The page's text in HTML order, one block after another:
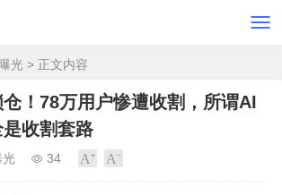
曝光 > 正文内容
！78万用户惨遭收割，所谓AI
收割套路
光 34